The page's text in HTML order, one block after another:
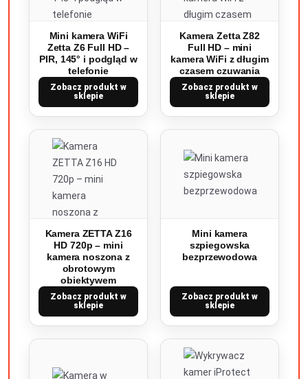
Mini kamera WiFi
Zetta Z6 Full HD –
PIR, 145° i podgląd w
telefonie
Zobacz produkt w
sklepie
Kamera Zetta Z82
Full HD – mini
kamera WiFi z długim
czasem czuwania
Zobacz produkt w
sklepie
Kamera ZETTA Z16
HD 720p – mini
kamera noszona z
obrotowym
obiektywem
Zobacz produkt w
sklepie
Mini kamera
szpiegowska
bezprzewodowa
Zobacz produkt w
sklepie